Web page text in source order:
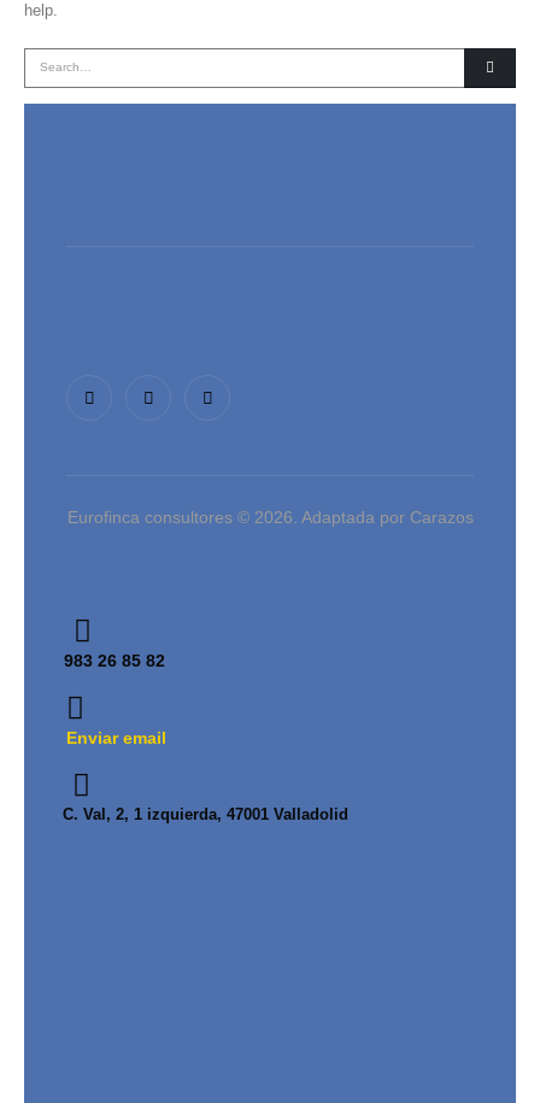
help.
Eurofinca consultores © 2026. Adaptada por Carazos
983 26 85 82
Enviar email
C. Val, 2, 1 izquierda, 47001 Valladolid